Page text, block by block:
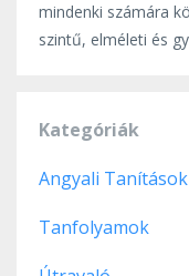
mindenki számára
szintű, elméleti és
Kategóriák
Angyali Tanítások
Tanfolyamok